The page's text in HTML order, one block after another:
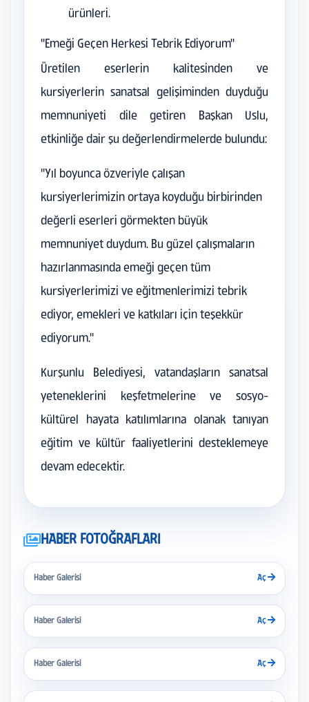
ürünleri.
"Emeği Geçen Herkesi Tebrik Ediyorum"
Üretilen eserlerin kalitesinden ve
kursiyerlerin sanatsal gelişiminden duyduğu
memnuniyeti dile getiren Başkan Uslu,
etkinliğe dair şu değerlendirmelerde bulundu:
"Yıl boyunca özveriyle çalışan
kursiyerlerimizin ortaya koyduğu birbirinden
değerli eserleri görmekten büyük
memnuniyet duydum. Bu güzel çalışmaların
hazırlanmasında emeği geçen tüm
kursiyerlerimizi ve eğitmenlerimizi tebrik
ediyor, emekleri ve katkıları için teşekkür
ediyorum."
Kurşunlu Belediyesi, vatandaşların sanatsal
yeteneklerini keşfetmelerine ve sosyo-
kültürel hayata katılımlarına olanak tanıyan
eğitim ve kültür faaliyetlerini desteklemeye
devam edecektir.
HABER FOTOĞRAFLARI
Haber Galerisi Aç
Haber Galerisi Aç
Haber Galerisi Aç